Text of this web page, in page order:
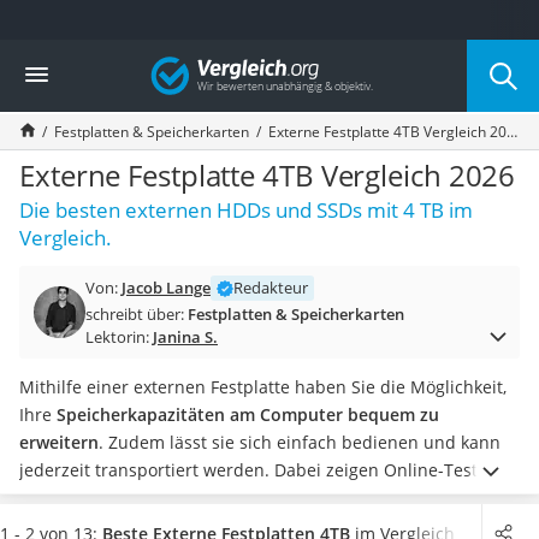
Die beliebtesten Vergleiche nach Kategorie
Elektronik
Powerstation
Monitor 32 Zoll 4K
Fernseher
Drucker
Desktop-PC
Monitor
Laser-Multifunktionsdrucker
Powerline-Adapter
Gaming-PC
Soundbar
17-Zoll-Laptop
Satellitenschüssel
Gaming-Headset
Schnurloses Telefon
Vergleich
Festplatten & Speicherkarten Externe Festplatte 4TB Vergleich 2026
Externe Festplatte 4TB Vergleich 2026
Die besten externen HDDs und SSDs mit 4 TB im
Vergleich.
Von: Jacob Lange
Redakteur
schreibt über: Festplatten & Speicherkarten
Lektorin: Janina S.
Mithilfe einer externen Festplatte haben Sie die Möglichkeit,
Ihre Speicherkapazitäten am Computer bequem zu
erweitern. Zudem lässt sie sich einfach bedienen und kann
jederzeit transportiert werden. Dabei zeigen Online-Tests,
dass ein Speichervolumen von 4 TB fürdurchschnittliche
Verhältnisse völlig ausreichendist. Wählen Sie jetzt eine
1 - 2 von 13: Beste Externe Festplatten 4TB im Vergleich